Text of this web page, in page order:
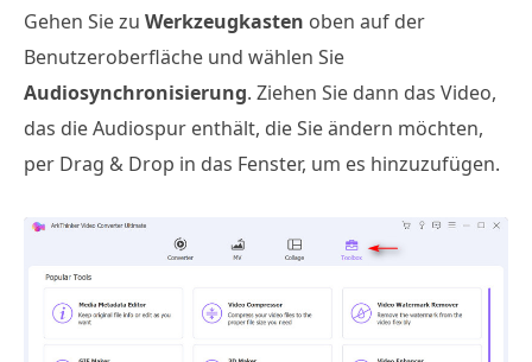
Gehen Sie zu Werkzeugkasten oben auf der
Benutzeroberfläche und wählen Sie
Audiosynchronisierung. Ziehen Sie dann das Video,
das die Audiospur enthält, die Sie ändern möchten,
per Drag & Drop in das Fenster, um es hinzuzufügen.